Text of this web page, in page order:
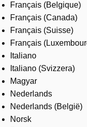
Français (Belgique)
Français (Canada)
Français (Suisse)
Français
Italiano
Italiano (Svizzera)
Magyar
Nederlands
Nederlands (België)
Norsk